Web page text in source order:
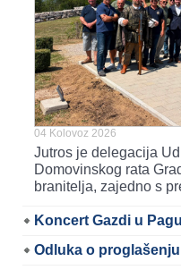
04 Kolovoz 2026
Jutros je delegacija
Domovinskog rata
branitelja, zajedno s
Koncert Gazdi u Pagu
Odluka o